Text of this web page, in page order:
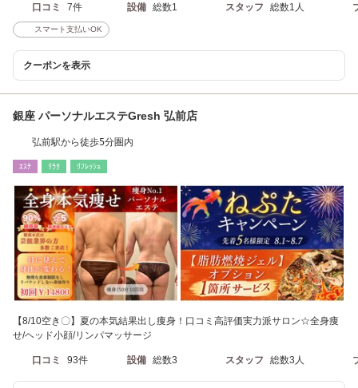
口コミ 7件 設備 総数1 スタッフ 総数1人
スマート支払いOK
クーポンを表示
銀座 パーソナルエステGresh 弘前店
弘前駅から徒歩5分圏内
ｴｽﾃ ﾘﾗｸ ﾘﾌﾚｯｼｭ
【8/10空き〇】夏の本気結果出し痩身！口コミ高評価実力派サロン☆全身痩
せ/ヘッド小顔/リンパマッサージ
口コミ 93件 設備 総数3 スタッフ 総数3人